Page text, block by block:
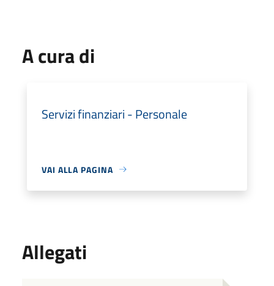
A cura di
Servizi finanziari - Personale
VAI ALLA PAGINA
Allegati